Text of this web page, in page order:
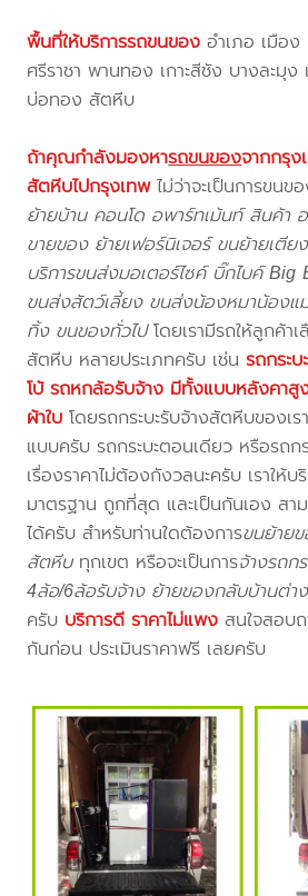
พื้นที่ให้บริการรถขนของ อำเภอ เมือ
ศรีราชา พานทอง เกาะสีชัง บางละมุ
บ่อทอง สัตหีบ
ถ้าคุณกำลังมองหารถขนของจากกรุ
สัตหีบไปกรุงเทพไม่ว่าจะเป็นการขนข
ย้ายบ้าน คอนโด อพาร์ทเม้นท์ สินค้า
ขายของ ย้ายเฟอร์นิเจอร์ ขนย้ายเตี
บริการขนส่งมอเตอร์ไซค์ บิ๊กไบค์ Big
ขนส่งสัตว์เลี้ยง ขนส่งน้องหมาน้องแ
ทิ้ง ขนของทั่วไปโดยเรามีรถให้ลูกค้า
สัตหีบ หลายประเภทครับ เช่นรถกระ
โบ้ รถหกล้อรับจ้าง มีทั้งแบบหลังคา
ผ้าใบ โดยรถกระบะรับจ้างสัตหีบของเร
แบบครับ รถกระบะตอนเดียว หรือรถก
เรื่องราคาไม่ต้องกังวลนะครับ เราให้บ
มาตรฐาน ถูกที่สุด และเป็นกันเอง ส
ได้ครับ สำหรับท่านใดต้องการขนย้าย
สัตหีบทุกเขต หรือจะเป็นการจ้างรถก
4ล้อ/6ล้อรับจ้าง ย้ายของกลับบ้านต่า
ครับ บริการดี ราคาไม่แพง สนใจสอบ
กันก่อน ประเมินราคาฟรี เลยครับ